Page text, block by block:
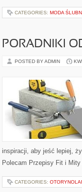
CATEGORIES: MODA
PORADNIKI
POSTED BY ADMIN
inspiracji, aby jeść lepiej,
Polecam Przepisy Fit i
CATEGORIES: